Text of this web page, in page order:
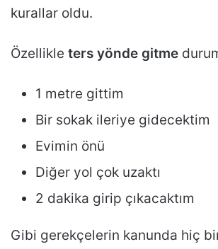
kurallar oldu.
Özellikle ters yönde gitme
1 metre gittim
Bir sokak ileriye gidecektim
Evimin önü
Diğer yol çok uzaktı
2 dakika girip çıkacaktım
Gibi gerekçelerin kanunda hiç bir